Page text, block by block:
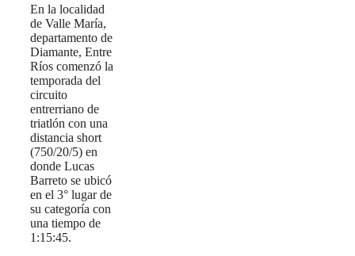
En la localidad
de Valle María,
departamento de
Diamante, Entre
Ríos comenzó la
temporada del
circuito
entrerriano de
triatlón con una
distancia short
(750/20/5) en
donde Lucas
Barreto se ubicó
en el 3° lugar de
su categoría con
una tiempo de
1:15:45.